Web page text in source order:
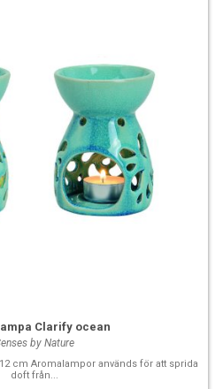
Clarify ocean
by Nature
cm Aromalampor används för att sprida
doft från...